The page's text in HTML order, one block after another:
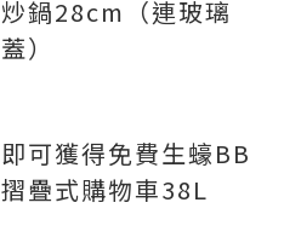
炒鍋28cm（連玻璃
蓋）
即可獲得免費生蠔BB
摺疊式購物車38L